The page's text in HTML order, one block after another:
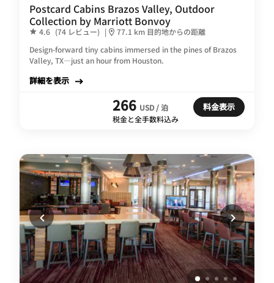
Postcard Cabins Brazos Valley, Outdoor
Collection by Marriott Bonvoy
4.6 (74 レビュー) |
77.1 km 目的地からの距離
Design-forward tiny cabins immersed in the pines of Brazos
Valley, TX—just an hour from Houston.
詳細を表示
266 USD / 泊
税金と全手数料込み
料金表示